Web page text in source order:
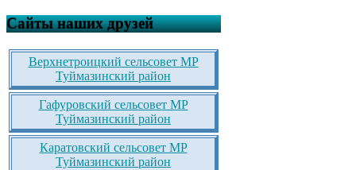
Сайты наших друзей
Верхнетроицкий сельсовет МР
Туймазинский район
Гафуровский сельсовет МР
Туймазинский район
Каратовский сельсовет МР
Туймазинский район